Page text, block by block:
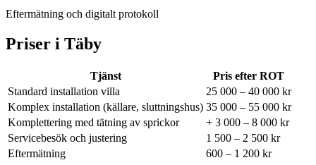
Eftermätning och digitalt protokoll
Priser i Täby
Tjänst
Pris efter ROT
Standard installation villa
25 000 – 40 000 kr
Komplex installation (källare, sluttningshus) 35 000 – 55 000 kr
Komplettering med tätning av sprickor
+ 3 000 – 8 000 kr
Servicebesök och justering
1 500 – 2 500 kr
Eftermätning
600 – 1 200 kr